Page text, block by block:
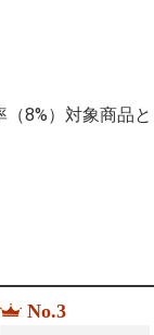
8%）対象商品と
No.3